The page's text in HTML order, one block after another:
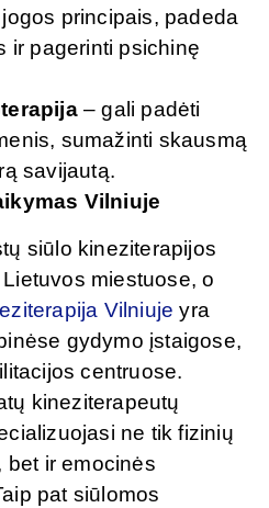
principais, padeda
ir pagerinti psichinę
– gali padėti
sumažinti skausmą
savijautą.
Vilniuje
siūlo kineziterapijos
miestuose, o
Vilniuje yra
gydymo įstaigose,
centruose.
kineziterapeutų
ne tik fizinių
bet ir emocinės
pat siūlomos